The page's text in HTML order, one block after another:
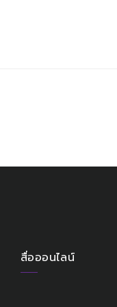
สื่อออนไลน์